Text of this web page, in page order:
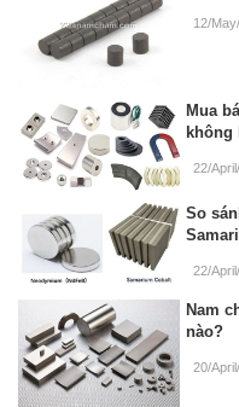
12/
Mua
không
22/
So
22/
Nam
nào?
20/